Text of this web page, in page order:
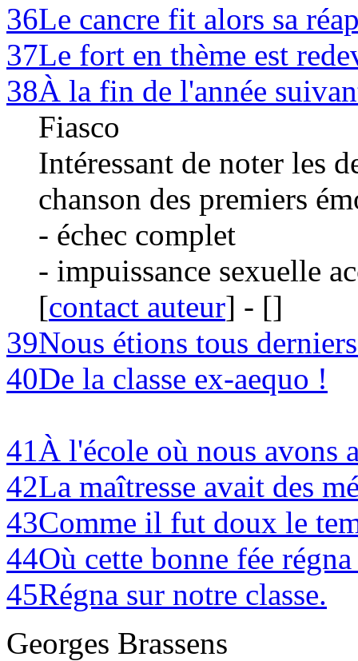
36Le cancre fit alors sa
37Le fort en thème est
38À la fin de l'année
Fiasco
Intéressant de noter les
chanson des premiers
- échec complet
- impuissance sexuelle
[contact auteur] - []
39Nous étions tous
40De la classe ex-aequo !
41À l'école où nous avons
42La maîtresse avait des
43Comme il fut doux le
44Où cette bonne fée
45Régna sur notre classe.
Georges Brassens